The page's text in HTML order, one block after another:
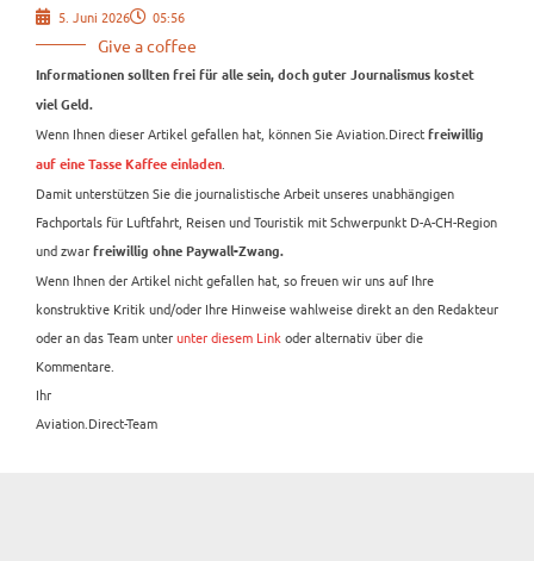
5. Juni 2026 05:56
Give a coffee
Informationen sollten frei für alle sein, doch guter Journalismus kostet
viel Geld.
Wenn Ihnen dieser Artikel gefallen hat, können Sie Aviation.Direct freiwillig
auf eine Tasse Kaffee einladen
Damit unterstützen Sie die journalistische Arbeit unseres unabhängigen
Fachportals für Luftfahrt, Reisen und Touristik mit Schwerpunkt D-A-CH-Region
und zwar freiwillig ohne Paywall-Zwang.
Wenn Ihnen der Artikel nicht gefallen hat, so freuen wir uns auf Ihre
konstruktive Kritik und/oder Ihre Hinweise wahlweise direkt an den Redakteur
oder an das Team unterunter diesem Link oder alternativ über die
Kommentare.
Ihr
Aviation.Direct-Team